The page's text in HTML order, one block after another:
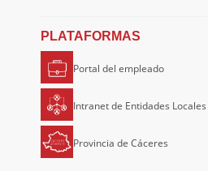
PLATAFORMAS
Portal del empleado
Intranet de Entidades Locales
Provincia de Cáceres